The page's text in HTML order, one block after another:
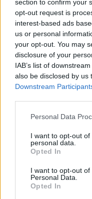
section to confirm your
opt-out request is
interest-based ads
us or personal
your opt-out. You may
disclosure of your
IAB’s list of
also be disclosed by us
Downstream
Please note that this
not limited to your visit
grant or deny consent
use your data for
consent section.
Personal Data
I want to opt-out
personal data.
Opted In
I want to opt-out
Personal Data.
Opted In
1. emelet:
2. emelet:
3. emelet: kávézó
4. emelet:
Tetőterasz
Forrás:
További